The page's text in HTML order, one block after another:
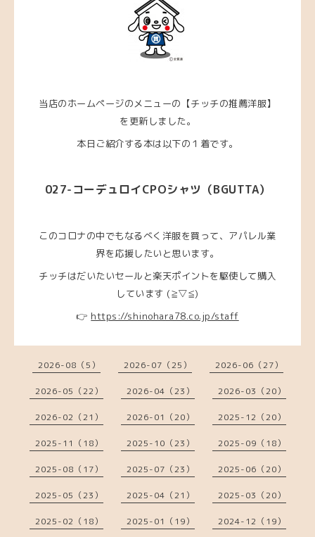
当店のホームページのメニューの【チッチの推薦洋服】
を更新しました。
本日ご紹介する本は以下の１着です。
027-コーデュロイCPOシャツ （BGUTTA）
このコロナの中でもなるべく洋服を買って、アパレル業
界を応援したいと思います。
チッチはだいたいセールと楽天ポイントを駆使して購入
しています (≧▽≦)
👉 https://shinohara78.co.jp/staff
2026-08（5） 2026-07（25） 2026-06（27）
2026-05（22） 2026-04（23） 2026-03（20）
2026-02（21） 2026-01（20） 2025-12（20）
2025-11（18） 2025-10（23） 2025-09（18）
2025-08（17） 2025-07（23） 2025-06（20）
2025-05（23） 2025-04（21） 2025-03（20）
2025-02（18） 2025-01（19） 2024-12（19）